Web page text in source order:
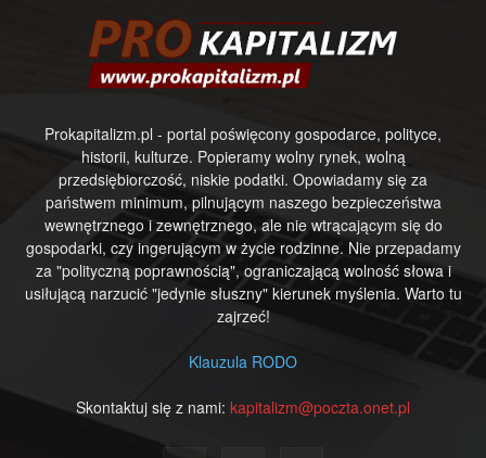
Prokapitalizm.pl - portal poświęcony gospodarce, polityce,
historii, kulturze. Popieramy wolny rynek, wolną
przedsiębiorczość, niskie podatki. Opowiadamy się za
państwem minimum, pilnującym naszego bezpieczeństwa
wewnętrznego i zewnętrznego, ale nie wtrącającym się do
gospodarki, czy ingerującym w życie rodzinne. Nie przepadamy
za "polityczną poprawnością", ograniczającą wolność słowa i
usiłującą narzucić "jedynie słuszny" kierunek myślenia. Warto tu
zajrzeć!
Klauzula RODO
Skontaktuj się z nami: kapitalizm@poczta.onet.pl